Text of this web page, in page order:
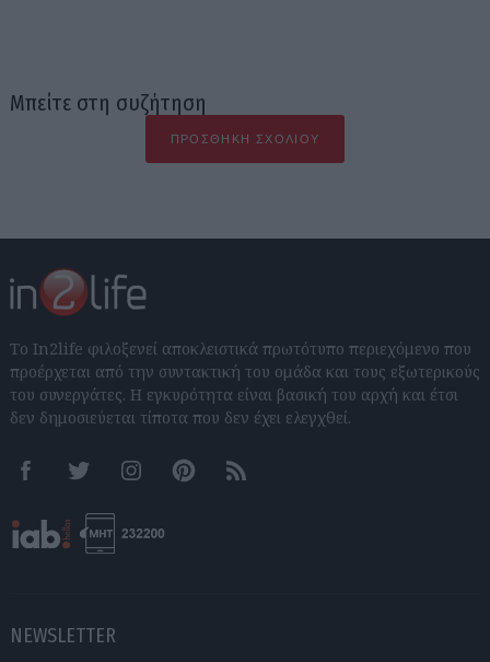
Μπείτε στη συζήτηση
ΠΡΟΣΘΉΚΗ ΣΧΟΛΊΟΥ
Το In2life φιλοξενεί αποκλειστικά πρωτότυπο περιεχόμενο που
προέρχεται από την συντακτική του ομάδα και τους εξωτερικούς
του συνεργάτες. Η εγκυρότητα είναι βασική του αρχή και έτσι
δεν δημοσιεύεται τίποτα που δεν έχει ελεγχθεί.
FacebookTwitter InstagramPinterestRSS feeds
NEWSLETTER